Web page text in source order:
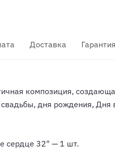
Доставка Гарантия
композиция,
дня рождения, Дня
сердце 32" — 1 шт.